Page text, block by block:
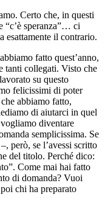
Certo che, in questi
“c’è speranza”… ci
esattamente il contrario.
fatto quest’anno,
tanti collegati. Visto che
su questo
felicissimi di poter
abbiamo fatto,
di aiutarci in quel
diventare
semplicissima. Se
però, se l’avessi scritto
del titolo. Perché dico:
Come mai hai fatto
di domanda? Vuoi
chi ha preparato